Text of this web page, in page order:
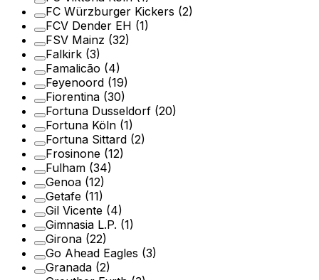
FC Würzburger Kickers (2)
FCV Dender EH (1)
FSV Mainz (32)
Falkirk (3)
Famalicão (4)
Feyenoord (19)
Fiorentina (30)
Fortuna Dusseldorf (20)
Fortuna Köln (1)
Fortuna Sittard (2)
Frosinone (12)
Fulham (34)
Genoa (12)
Getafe (11)
Gil Vicente (4)
Gimnasia L.P. (1)
Girona (22)
Go Ahead Eagles (3)
Granada (2)